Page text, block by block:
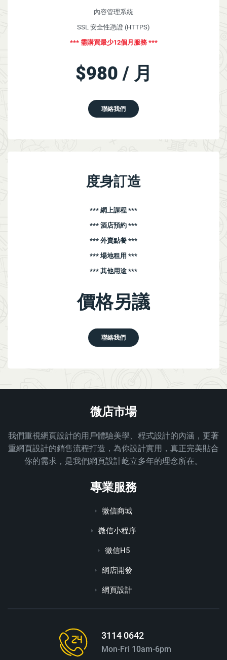
內容管理系統
SSL 安全性憑證 (HTTPS)
*** 需購買最少12個月服務 ***
$980 / 月
聯絡我們
度身訂造
*** 網上課程 ***
*** 酒店預約 ***
*** 外賣點餐 ***
*** 場地租用 ***
*** 其他用途 ***
價格另議
聯絡我們
微店市場
我們重視網頁設計的用戶體驗美學、程式設計的內涵，更著
重網頁設計的銷售流程打造，為你設計實用，真正完美貼合
你的需求，是我們網頁設計屹立多年的理念所在。
專業服務
微信商城
微信小程序
微信H5
網店開發
網頁設計
3114 0642
Mon-Fri 10am-6pm